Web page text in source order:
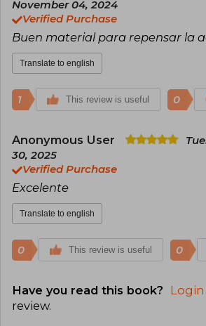
November 04, 2024
Verified Purchase
Buen material para repensar la
Translate to english
1 This review is useful 0
Anonymous User
30, 2025
Verified Purchase
Excelente
Translate to english
0 This review is useful 0
Have you read this book? Login
review.